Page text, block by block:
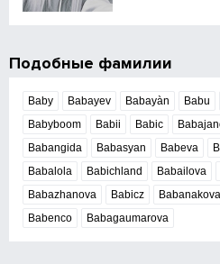
Подобные фамилии
Baby Babayev Babayàn Babu
Babyboom
Babii Babic
Babangida
Babasyan Babeva
Babalola
Babichland Babailova
Babazhanova
Babicz Babanakova
Babenco
Babagaumarova